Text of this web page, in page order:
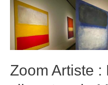
Zoom Artiste